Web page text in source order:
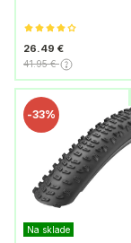
26.49 €
41.95 €
-33%
Na sklade